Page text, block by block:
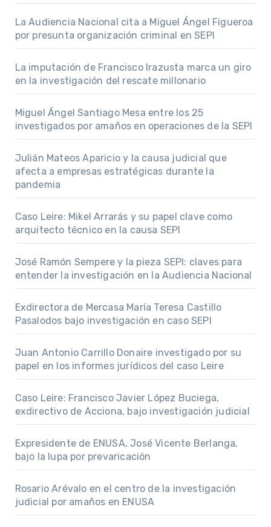
La Audiencia Nacional cita a Miguel Ángel Figueroa
por presunta organización criminal en SEPI
La imputación de Francisco Irazusta marca un giro
en la investigación del rescate millonario
Miguel Ángel Santiago Mesa entre los 25
investigados por amaños en operaciones de la SEPI
Julián Mateos Aparicio y la causa judicial que
afecta a empresas estratégicas durante la
pandemia
Caso Leire: Mikel Arrarás y su papel clave como
arquitecto técnico en la causa SEPI
José Ramón Sempere y la pieza SEPI: claves para
entender la investigación en la Audiencia Nacional
Exdirectora de Mercasa María Teresa Castillo
Pasalodos bajo investigación en caso SEPI
Juan Antonio Carrillo Donaire investigado por su
papel en los informes jurídicos del caso Leire
Caso Leire: Francisco Javier López Buciega,
exdirectivo de Acciona, bajo investigación judicial
Expresidente de ENUSA, José Vicente Berlanga,
bajo la lupa por prevaricación
Rosario Arévalo en el centro de la investigación
judicial por amaños en ENUSA